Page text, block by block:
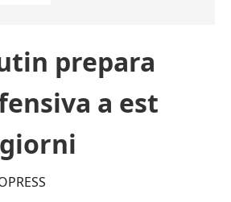
prepara
a est